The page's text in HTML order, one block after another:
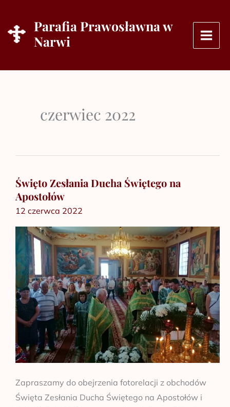
treści
Parafia Prawosławna w
Narwi
czerwiec 2022
Święto Zesłania Ducha Świętego na
Apostołów
12 czerwca 2022
Zapraszamy do obejrzenia fotorelacji z obchodów
Święta Zesłania Ducha Świętego na Apostołów i
Święto
Zesłania
Ducha
Świętego
na
Apostołów